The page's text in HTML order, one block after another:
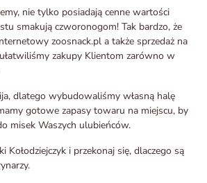
nie tylko posiadają cenne wartości
smakują czworonogom! Tak bardzo, że
zoosnack.pl a także sprzedaż na
zakupy Klientom zarówno w
dlatego wybudowaliśmy własną halę
gotowe zapasy towaru na miejscu, by
misek Waszych ulubieńców.
Kołodziejczyk i przekonaj się, dlaczego są